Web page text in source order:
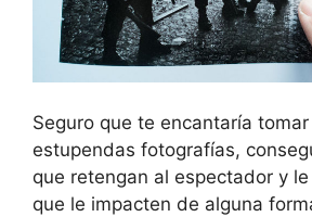
Seguro que te encantaría
estupendas fotografías,
que retengan al espectador y
que le impacten de alguna